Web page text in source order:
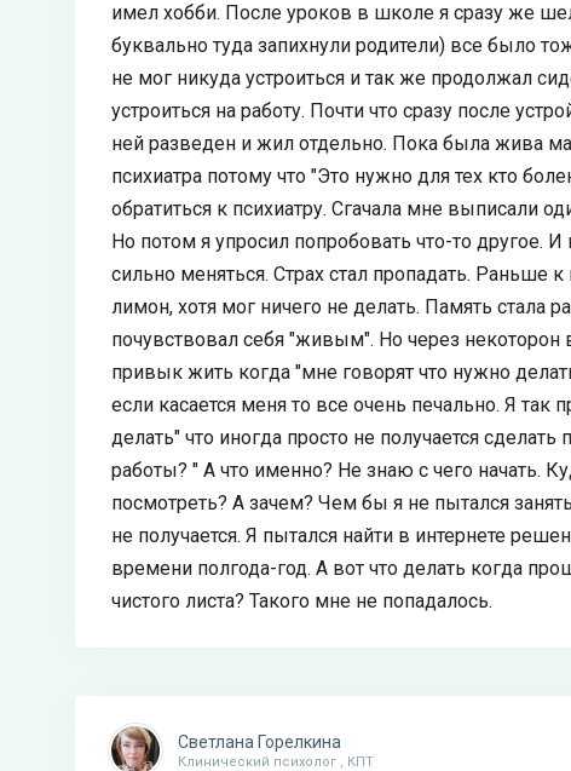
имел хобби. После уроков в школе я сразу же
буквально туда запихнули родители) все было
не мог никуда устроиться и так же продолжал
устроиться на работу. Почти что сразу после
ней разведен и жил отдельно. Пока была жива
психиатра потому что "Это нужно для тех кто
обратиться к психиатру. Сгачала мне выписали
Но потом я упросил попробовать что-то другое.
сильно меняться. Страх стал пропадать. Раньше
лимон, хотя мог ничего не делать. Память стала
почувствовал себя "живым". Но через некоторон
привык жить когда "мне говорят что нужно
если касается меня то все очень печально. Я
делать" что иногда просто не получается
работы? " А что именно? Не знаю с чего начать.
посмотреть? А зачем? Чем бы я не пытался
не получается. Я пытался найти в интернете
времени полгода-год. А вот что делать когда
чистого листа? Такого мне не попадалось.
Светлана Горелкина
Клинический психолог , КПТ